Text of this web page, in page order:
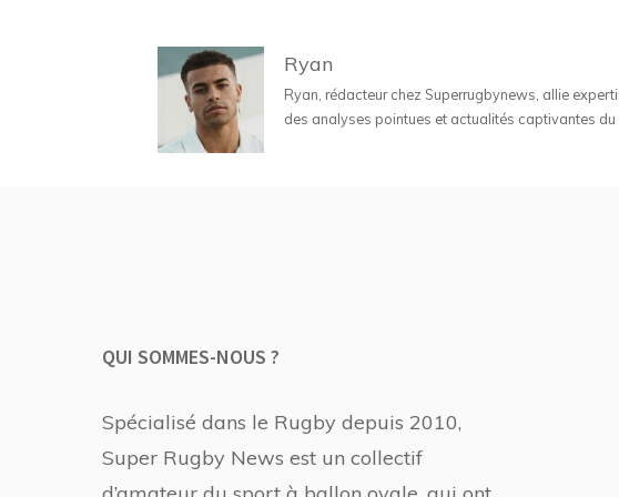
Ryan
Ryan, rédacteur chez Superrugbynews, allie
des analyses pointues et actualités captivantes du
QUI SOMMES-NOUS ?
Spécialisé dans le Rugby depuis 2010,
Super Rugby News est un collectif